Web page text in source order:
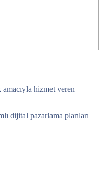
hizmet veren
dijital pazarlama planları